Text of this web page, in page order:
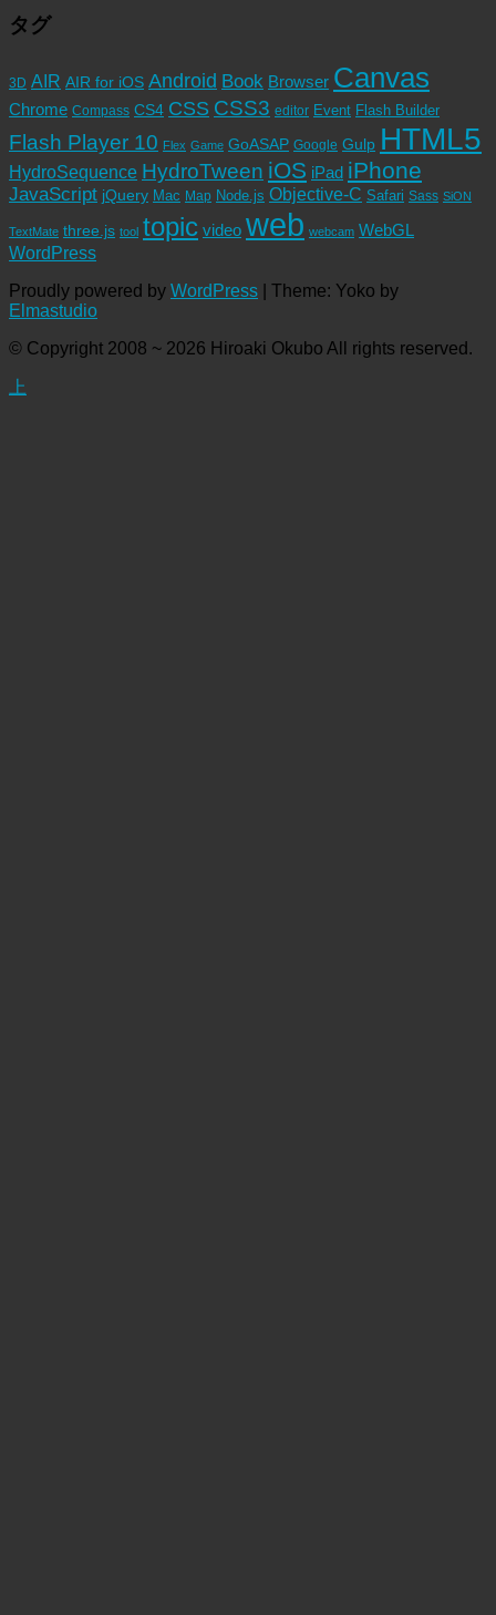
タグ
3D AIR AIR for iOS Android Book Browser Canvas
Chrome Compass CS4 CSS CSS3 editor Event Flash Builder
Flash Player 10 Flex Game GoASAP Google Gulp HTML5
HydroSequence HydroTween iOS iPad iPhone
JavaScript jQuery Mac Map Node.js Objective-C Safari Sass SiON
TextMate three.js tool topic video web webcam WebGL
WordPress
Proudly powered by WordPress
Theme: Yoko by
Elmastudio
© Copyright 2008 ~ 2026 Hiroaki Okubo All rights reserved.
上